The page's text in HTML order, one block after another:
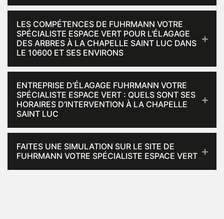
LES COMPÉTENCES DE FUHRMANN VOTRE
SPÉCIALISTE ESPACE VERT POUR L'ÉLAGAGE
DES ARBRES À LA CHAPELLE SAINT LUC DANS
LE 10600 ET SES ENVIRONS
ENTREPRISE D’ÉLAGAGE FUHRMANN VOTRE
SPÉCIALISTE ESPACE VERT : QUELS SONT SES
HORAIRES D’INTERVENTION À LA CHAPELLE
SAINT LUC
FAITES UNE SIMULATION SUR LE SITE DE
FUHRMANN VOTRE SPÉCIALISTE ESPACE VERT